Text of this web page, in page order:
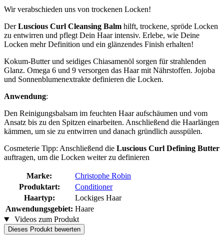
Wir verabschieden uns von trockenen Locken!
DerLuscious Curl Cleansing Balm hilft, trockene, spröde Locken
zu entwirren und pflegt Dein Haar intensiv. Erlebe, wie Deine
Locken mehr Definition und ein glänzendes Finish erhalten!
Kokum-Butter und seidiges Chiasamenöl sorgen für strahlenden
Glanz. Omega 6 und 9 versorgen das Haar mit Nährstoffen. Jojoba
und Sonnenblumenextrakte definieren die Locken.
Anwendung:
Den Reinigungsbalsam im feuchten Haar aufschäumen und vom
Ansatz bis zu den Spitzen einarbeiten. Anschließend die Haarlängen
kämmen, um sie zu entwirren und danach gründlich ausspülen.
Cosmeterie Tipp: Anschließend die Luscious Curl Defining Butter
auftragen, um die Locken weiter zu definieren
Marke:
Christophe Robin
Produktart:
Conditioner
Haartyp:
Lockiges Haar
Anwendungsgebiet: Haare
Videos zum Produkt
Dieses Produkt bewerten